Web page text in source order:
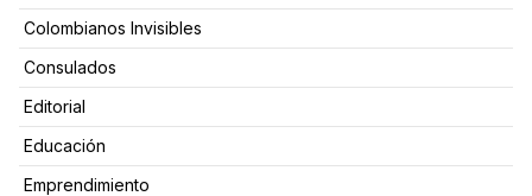
Colombianos Invisibles
Consulados
Editorial
Educación
Emprendimiento